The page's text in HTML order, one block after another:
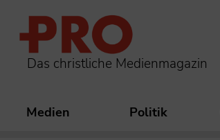
Das christliche Medienmagazin
Medien Politik